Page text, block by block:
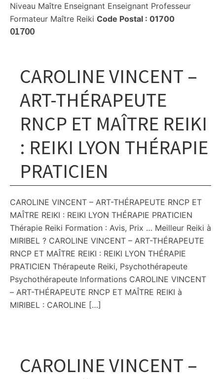
Niveau Maître Enseignant Enseignant Professeur
Formateur Maître Reiki Code Postal : 01700
01700
CAROLINE VINCENT –
ART-THÉRAPEUTE
RNCP ET MAÎTRE REIKI
: REIKI LYON THÉRAPIE
PRATICIEN
CAROLINE VINCENT – ART-THÉRAPEUTE RNCP ET
MAÎTRE REIKI : REIKI LYON THÉRAPIE PRATICIEN
Thérapie Reiki Formation : Avis, Prix … Meilleur Reiki à
MIRIBEL ? CAROLINE VINCENT – ART-THÉRAPEUTE
RNCP ET MAÎTRE REIKI : REIKI LYON THÉRAPIE
PRATICIEN Thérapeute Reiki, Psychothérapeute
Psychothérapeute Informations CAROLINE VINCENT
– ART-THÉRAPEUTE RNCP ET MAÎTRE REIKI à
MIRIBEL : CAROLINE […]
CAROLINE VINCENT –